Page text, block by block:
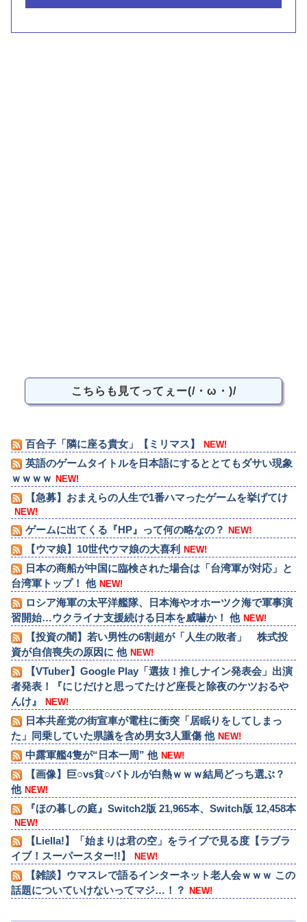
こちらも見てってぇー(/・ω・)/
百合子「隣に座る貴女」【ミリマス】 NEW!
英語のゲームタイトルを日本語にするととてもダサい現象
ｗｗｗｗ NEW!
【急募】おまえらの人生で1番ハマったゲームを挙げてけ
NEW!
ゲームに出てくる『HP』って何の略なの？ NEW!
【ウマ娘】10世代ウマ娘の大喜利 NEW!
日本の商船が中国に臨検された場合は「台湾軍が対応」と
台湾軍トップ！ 他 NEW!
ロシア海軍の太平洋艦隊、日本海やオホーツク海で軍事演
習開始…ウクライナ支援続ける日本を威嚇か！ 他 NEW!
【投資の闇】若い男性の6割超が「人生の敗者」 株式投
資が自信喪失の原因に 他 NEW!
【VTuber】Google Play「選抜！推しナイン発表会」出演
者発表！『にじだけと思ってたけど座長と除夜のケツおるや
んけ』
NEW!
日本共産党の街宣車が電柱に衝突「居眠りをしてしまっ
た」同乗していた県議を含め男女3人重傷 他 NEW!
中露軍艦4隻が“日本一周” 他 NEW!
【画像】巨○vs貧○バトルが白熱ｗｗｗ結局どっち選ぶ？
他 NEW!
『ほの暮しの庭』Switch2版 21,965本、Switch版 12,458本
NEW!
【Liella!】「始まりは君の空」をライブで見る度【ラブラ
イブ！スーパースター!!】
NEW!
【雑談】ウマスレで語るインターネット老人会ｗｗｗ この
話題についていけないってマジ…！？ NEW!